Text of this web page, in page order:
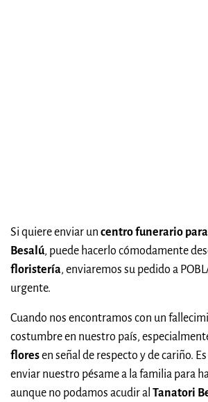
Si quiere enviar un centro funerario
Besalú, puede hacerlo cómodamente
floristería, enviaremos su pedido a
urgente.
Cuando nos encontramos con un
costumbre en nuestro país,
floresen señal de respecto y de cariño.
enviar nuestro pésame a la familia para
aunque no podamos acudir al Tanatori